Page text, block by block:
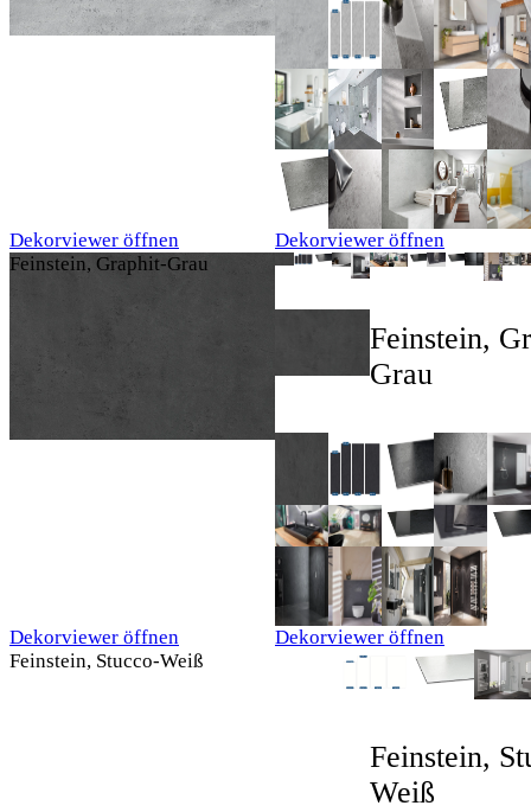
Dekorviewer öffnen
Dekorviewer öffnen
Feinstein, Graphit-Grau
Dekorviewer öffnen
Feinstein,
Grau
Dekorviewer öffnen
Feinstein, Stucco-Weiß
Feinstein,
Weiß